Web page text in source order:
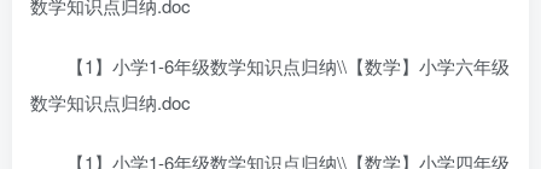
数学知识点归纳.doc
【1】小学1-6年级数学知识点归纳\\【数学】小学六年级
数学知识点归纳.doc
【1】小学1-6年级数学知识点归纳\\【数学】小学四年级